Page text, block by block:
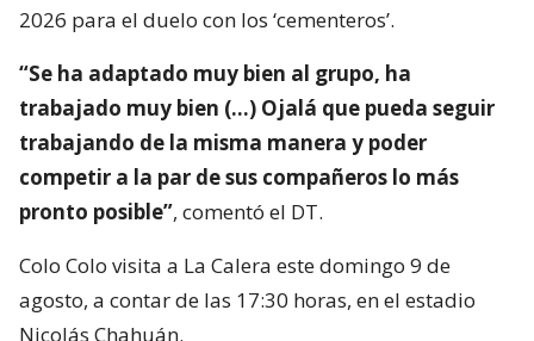
2026 para el duelo con los ‘cementeros’.
“Se ha adaptado muy bien al grupo, ha
trabajado muy bien (…) Ojalá que pueda seguir
trabajando de la misma manera y poder
competir a la par de sus compañeros lo más
pronto posible”, comentó el DT.
Colo Colo visita a La Calera este domingo 9 de
agosto, a contar de las 17:30 horas, en el estadio
Nicolás Chahuán.